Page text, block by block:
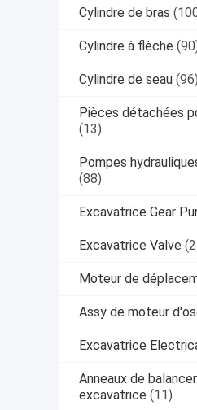
Cylindre de bras
Cylindre à flèche
Cylindre de seau (96)
Pièces détachées
(13)
Pompes
(88)
Excavatrice Gear
Excavatrice Valve
Moteur de
Assy de moteur
Excavatrice
Anneaux de
excavatrice (11)